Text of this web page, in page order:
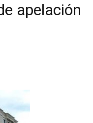
apelación